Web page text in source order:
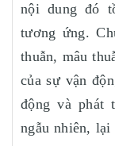
nội dung đó
tương ứng.
thuẫn, mâu
của sự vận
động và phát
ngẫu nhiên,